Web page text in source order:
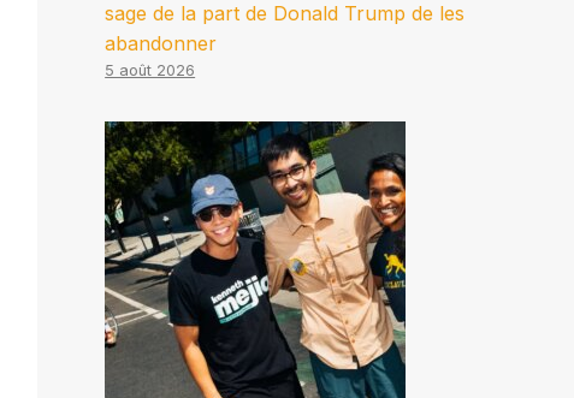
sage de la part de Donald Trump de les
abandonner
5 août 2026